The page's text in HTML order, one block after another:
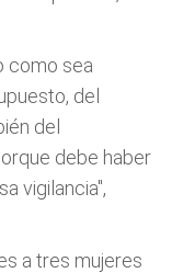
como sea
del
del
debe haber
vigilancia",
a tres mujeres